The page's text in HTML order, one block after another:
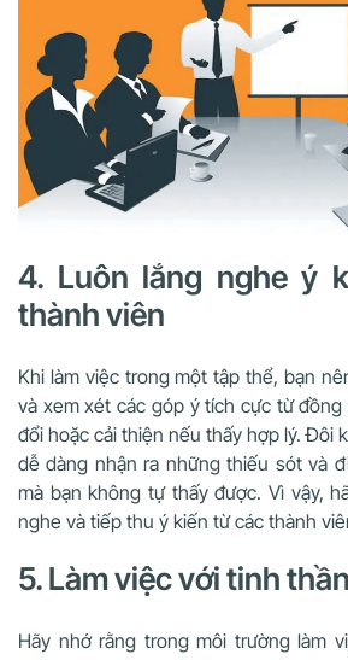
4. Luôn lắng nghe ý
thành viên
Khi làm việc trong một tập thể, bạn
và xem xét các góp ý tích cực từ đồng
đổi hoặc cải thiện nếu thấy hợp lý. Đôi
dễ dàng nhận ra những thiếu sót và
mà bạn không tự thấy được. Vì vậy,
nghe và tiếp thu ý kiến từ các thành
5. Làm việc với tinh
Hãy nhớ rằng trong môi trường làm